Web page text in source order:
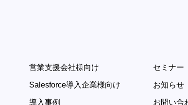
営業支援会社様向け
Salesforce導入企業様向け
導入事例
セミナー
お知らせ
お問い合